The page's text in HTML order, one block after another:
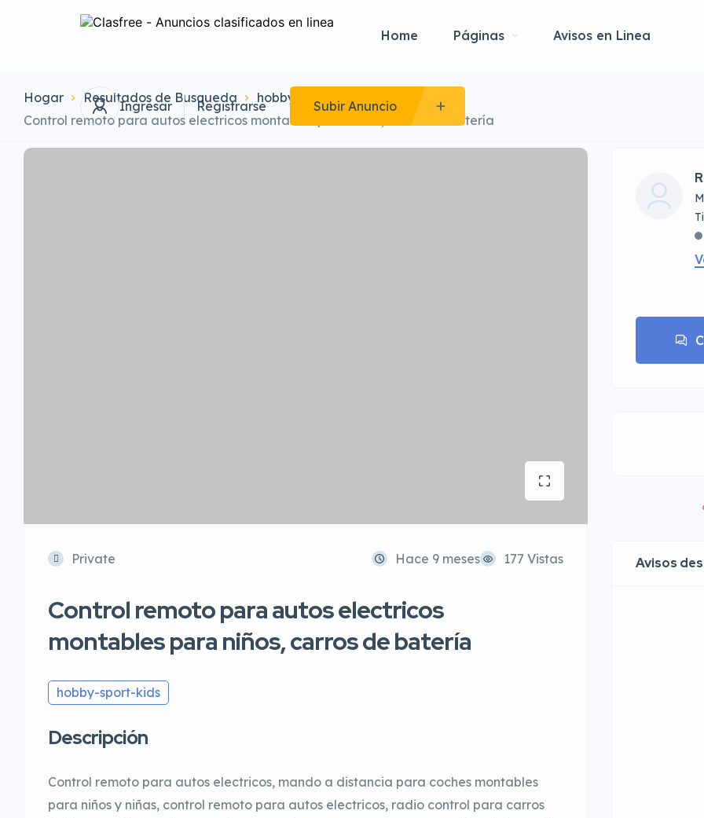
Home Páginas Avisos en Linea
Ingresar Registrarse Subir Anuncio
Hogar Resultados de Busqueda
hobby-sport-kids
Control remoto para autos electricos montables para niños, carros de batería
Private Hace 9 meses 177 Vistas
Control remoto para autos electricos
montables para niños, carros de batería
hobby-sport-kids
Descripción
Control remoto para autos electricos, mando a distancia para coches montables
para niños y niñas, control remoto para autos electricos, radio control para carros
Avisos